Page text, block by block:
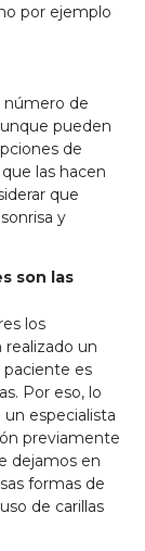
por ejemplo
número de
pueden
de
las hacen
que
y
son las
los
un
paciente es
Por eso, lo
especialista
previamente
dejamos en
formas de
de carillas